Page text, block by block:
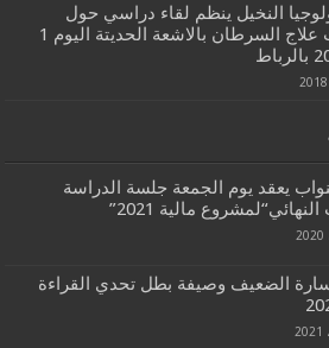
النخيل ينظم لقاء دراسي حول
مستجدات علاج السرطان بالاشعة الحديتة اليوم 1
يعقد يوم الجمعة جلسة الدراسة
مالية 2021”
سارة الضعيف وصيفة بطل تحدي القراءة